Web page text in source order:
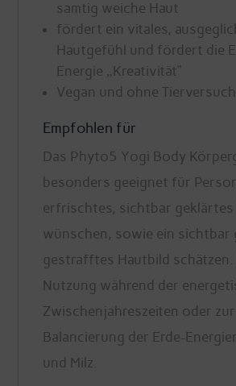
samtig weiche Haut
fördert ein vitales,
Hautgefühl und fördert die
Energie „Kreativität“
Vegan und ohne
Empfohlen für
Das Phyto5 Yogi Body
besonders geeignet für
erfrischtes, sichtbar geklärtes
wünschen, sowie ein sichtbar
gestrafftes Hautbild schätzen.
Nutzung während der
Zwischenjahreszeiten oder zur
Balancierung der Erde-
und Milz.